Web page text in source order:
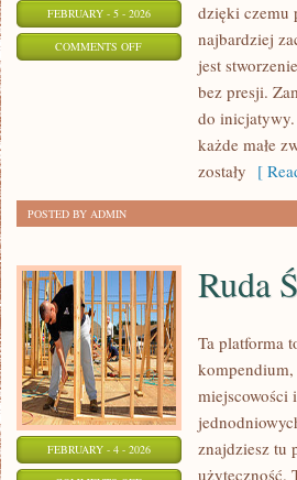
FEBRUARY - 5 - 2026
COMMENTS OFFON
GEOGRAFIA
dzięki czemu
najbardziej
jest
bez presji.
do
każde małe
zostały [
POSTED BY ADMIN
FEBRUARY - 4 - 2026
Ruda
Ta platforma
miejscowości
znajdziesz tu
użyteczność.